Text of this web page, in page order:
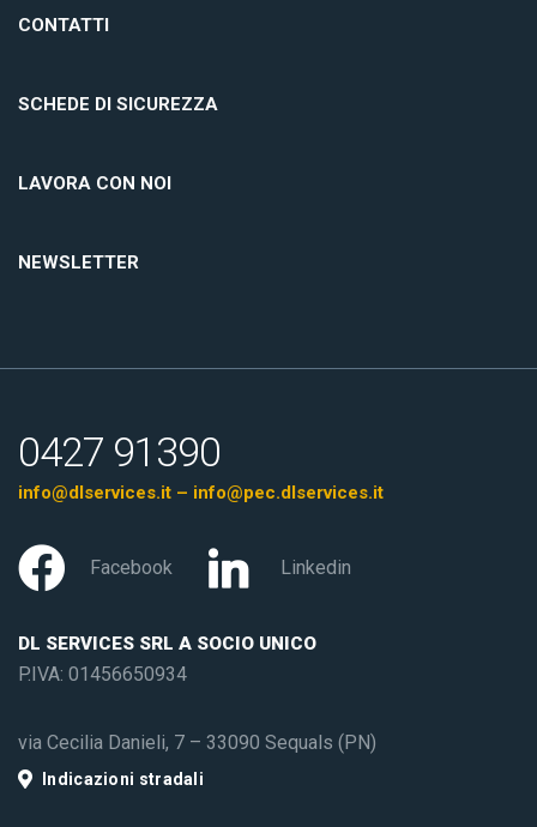
CONTATTI
SCHEDE DI SICUREZZA
LAVORA CON NOI
NEWSLETTER
DL SERVICES SRL A SOCIO UNICO
P.IVA: 01456650934
via Cecilia Danieli, 7 – 33090 Sequals (PN)
Indicazioni stradali
0427 91390
info@dlservices.it – info@pec.dlservices.it
Facebook Linkedin